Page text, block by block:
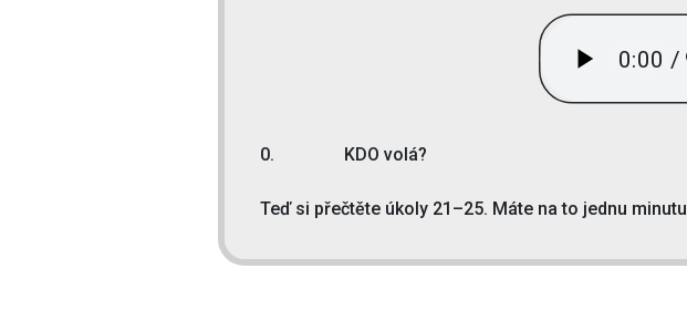
0. KDO volá?
Teď si přečtěte úkoly 21–25. Máte na to jednu